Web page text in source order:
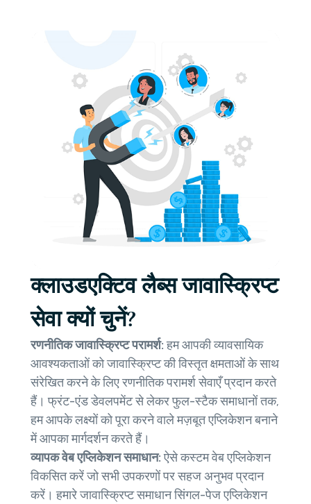
क्लाउडएक्टिव लैब्स जावास्क्रिप्ट
सेवा क्यों चुनें?
रणनीतिक जावास्क्रिप्ट परामर्श:हम आपकी व्यावसायिक
आवश्यकताओं को जावास्क्रिप्ट की विस्तृत क्षमताओं के साथ
संरेखित करने के लिए रणनीतिक परामर्श सेवाएँ प्रदान करते
हैं। फ्रंट-एंड डेवलपमेंट से लेकर फुल-स्टैक समाधानों तक,
हम आपके लक्ष्यों को पूरा करने वाले मज़बूत एप्लिकेशन बनाने
में आपका मार्गदर्शन करते हैं।
व्यापक वेब एप्लिकेशन समाधान:ऐसे कस्टम वेब एप्लिकेशन
विकसित करें जो सभी उपकरणों पर सहज अनुभव प्रदान
करें। हमारे जावास्क्रिप्ट समाधान सिंगल-पेज एप्लिकेशन